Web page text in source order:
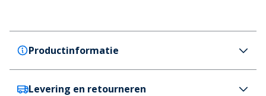
Productinformatie
Copenhagen Legacy
Levering en retourneren